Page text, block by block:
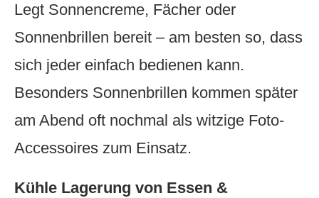
Legt Sonnencreme, Fächer oder
Sonnenbrillen bereit – am besten so, dass
sich jeder einfach bedienen kann.
Besonders Sonnenbrillen kommen später
am Abend oft nochmal als witzige Foto-
Accessoires zum Einsatz.
Kühle Lagerung von Essen &